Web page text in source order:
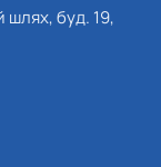
шлях, буд. 19,